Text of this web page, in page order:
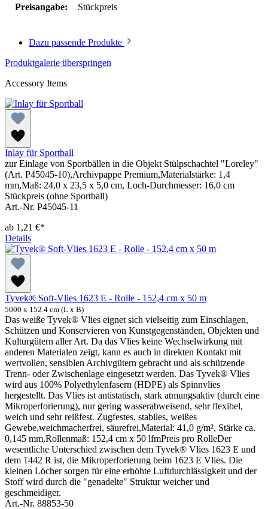
Preisangabe:
Stückpreis
Dazu passende Produkte
Produktgalerie überspringen
Accessory Items
Inlay für Sportball
zur Einlage von Sportbällen in die Objekt Stülpschachtel "Loreley"
(Art. P45045-10),Archivpappe Premium,Materialstärke: 1,4
mm,Maß: 24,0 x 23,5 x 5,0 cm, Loch-Durchmesser: 16,0 cm
Stückpreis (ohne Sportball)
Art.-Nr. P45045-11
ab 1,21 €*
Details
Tyvek® Soft-Vlies 1623 E - Rolle - 152,4 cm x 50 m
5000 x 152.4 cm (L x B)
Das weiße Tyvek® Vlies eignet sich vielseitig zum Einschlagen,
Schützen und Konservieren von Kunstgegenständen, Objekten und
Kulturgütern aller Art. Da das Vlies keine Wechselwirkung mit
anderen Materialen zeigt, kann es auch in direkten Kontakt mit
wertvollen, sensiblen Archivgütern gebracht und als schützende
Trenn- oder Zwischenlage eingesetzt werden. Das Tyvek® Vlies
wird aus 100% Polyethylenfasern (HDPE) als Spinnvlies
hergestellt. Das Vlies ist antistatisch, stark atmungsaktiv (durch eine
Mikroperforierung), nur gering wasserabweisend, sehr flexibel,
weich und sehr reißfest. Zugfestes, stabiles, weißes
Gewebe,weichmacherfrei, säurefrei,Material: 41,0 g/m², Stärke ca.
0,145 mm,Rollenmaß: 152,4 cm x 50 lfmPreis pro RolleDer
wesentliche Unterschied zwischen dem Tyvek® Vlies 1623 E und
dem 1442 R ist, die Mikroperforierung beim 1623 E Vlies. Die
kleinen Löcher sorgen für eine erhöhte Luftdurchlässigkeit und der
Stoff wird durch die "genadelte" Struktur weicher und
geschmeidiger.
Art.-Nr. 88853-50